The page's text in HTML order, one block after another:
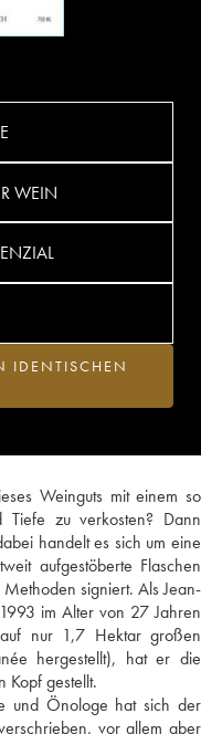
Weinguts mit einem so
Tiefe zu verkosten? Dann
handelt es sich um eine
aufgestöberte Flaschen
signiert. Als Jean-
im Alter von 27 Jahren
nur 1,7 Hektar großen
hergestellt), hat er die
Kopf gestellt.
und Önologe hat sich der
vor allem aber
WEIN
IDENTISCHEN